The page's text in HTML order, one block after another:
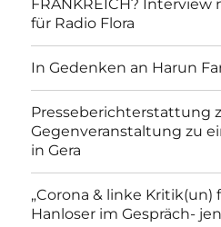
FRANKREICH?
für Radio Flora
In Gedenken an Harun
Presseberichterstattung
Gegenveranstaltung zu
in Gera
„Corona & linke Kritik(un)
Hanloser im Gespräch-